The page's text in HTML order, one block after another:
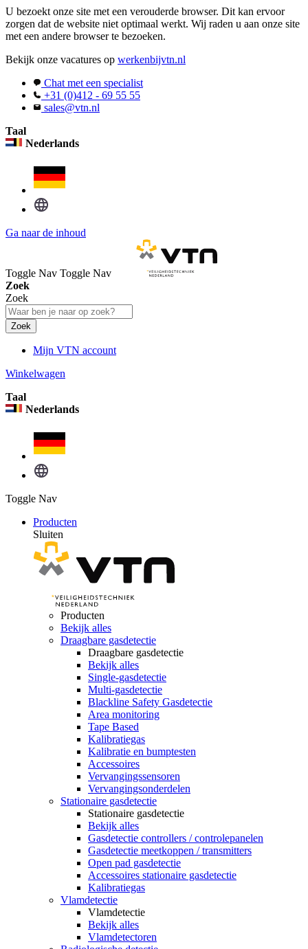
U bezoekt onze site met een verouderde browser. Dit kan ervoor
zorgen dat de website niet optimaal werkt. Wij raden u aan onze site
met een andere browser te bezoeken.
Bekijk onze vacatures op werkenbijvtn.nl
Chat met een specialist
+31 (0)412 - 69 55 55
sales@vtn.nl
Taal
Nederlands
Ga naar de inhoud
Toggle Nav Toggle Nav
Zoek
Zoek
Zoek
Mijn VTN account
Winkelwagen
Taal
Nederlands
Toggle Nav
Producten
Sluiten
Producten
Bekijk alles
Draagbare gasdetectie
Draagbare gasdetectie
Bekijk alles
Single-gasdetectie
Multi-gasdetectie
Blackline Safety Gasdetectie
Area monitoring
Tape Based
Kalibratiegas
Kalibratie en bumptesten
Accessoires
Vervangingssensoren
Vervangingsonderdelen
Stationaire gasdetectie
Stationaire gasdetectie
Bekijk alles
Gasdetectie controllers / controlepanelen
Gasdetectie meetkoppen / transmitters
Open pad gasdetectie
Accessoires stationaire gasdetectie
Kalibratiegas
Vlamdetectie
Vlamdetectie
Bekijk alles
Vlamdetectoren